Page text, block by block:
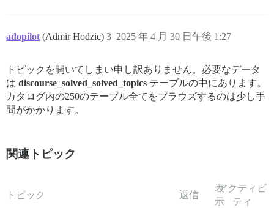
adopilot (Admir Hodzic) 2025 年 4 月 30 日午後 1:27
3
トピックを開いてしまい申し訳ありません。必要なデータ
は discourse_solved_solved_topics テーブルの中にあります。
カタログ内の250のテーブル全てをブラウズするのは少し手
間がかかります。
関連トピック
トピック 返信
表
示
アクティビ
ティ